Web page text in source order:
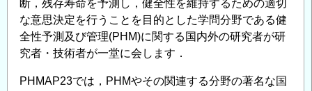
断，残存寿命を予測し，健全性を維持するための適切
な意思決定を行うことを目的とした学問分野である健
全性予測及び管理(PHM)に関する国内外の研究者が研
究者・技術者が一堂に会します．
PHMAP23では，PHMやその関連する分野の著名な国